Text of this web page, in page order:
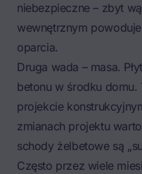
niebezpieczne – zbyt
wewnętrznym
oparcia.
Druga wada – masa.
betonu w środku
projekcie
zmianach projektu
schody żelbetowe są
Często przez wiele